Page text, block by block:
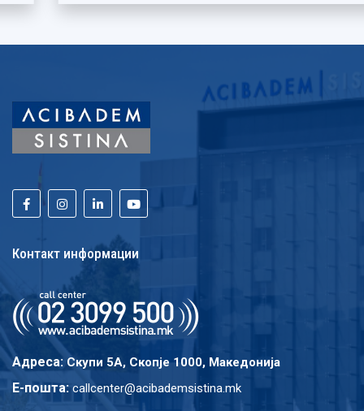
Контакт информации
Адреса: Скупи 5A, Скопје 1000, Македонија
E-пошта: callcenter@acibademsistina.mk